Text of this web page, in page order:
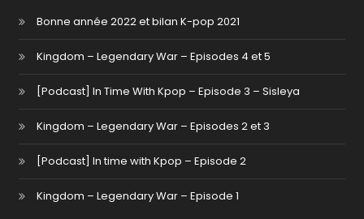
Bonne année 2022 et bilan K-pop 2021
Kingdom – Legendary War – Episodes 4 et 5
[Podcast] In Time With Kpop – Episode 3 – Sisleya
Kingdom – Legendary War – Episodes 2 et 3
[Podcast] In time with Kpop – Episode 2
Kingdom – Legendary War – Episode 1